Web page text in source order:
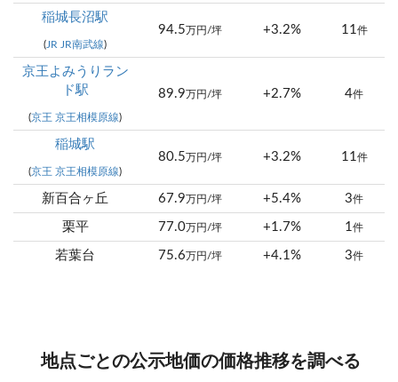
稲城長沼駅
(JR JR南武線)
94.5 万円/坪 +3.2% 11件
京王よみうりラン
ド駅
(京王 京王相模原線)
89.9 万円/坪 +2.7% 4件
稲城駅
(京王 京王相模原線)
80.5 万円/坪 +3.2% 11件
新百合ヶ丘 67.9 万円/坪 +5.4% 3件
栗平 77.0 万円/坪 +1.7% 1件
若葉台 75.6 万円/坪 +4.1% 3件
地点ごとの公示地価の価格推移を調べる